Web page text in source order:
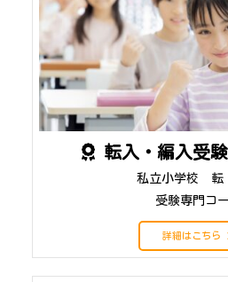
転入・編入受
私立小学校 転
受験専門コ
詳細はこちら